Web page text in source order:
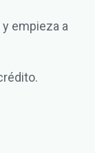
empieza a